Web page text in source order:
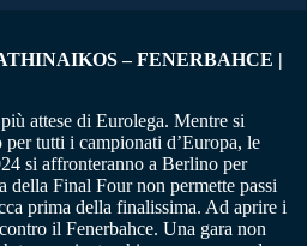
– FENERBAHCE |
attese di Eurolega. Mentre si
tutti i campionati d’Europa, le
si affronteranno a Berlino per
Final Four non permette passi
prima della finalissima. Ad aprire i
il Fenerbahce. Una gara non